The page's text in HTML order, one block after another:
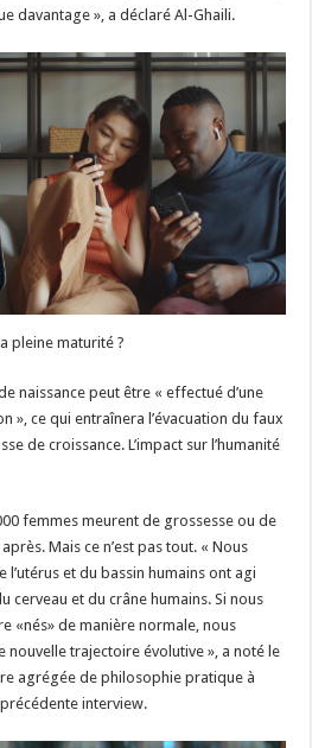
davantage », a déclaré Al-Ghaili.
pleine maturité ?
naissance peut être « effectué d’une
», ce qui entraînera l’évacuation du faux
de croissance. L’impact sur l’humanité
femmes meurent de grossesse ou de
Mais ce n’est pas tout. « Nous
l’utérus et du bassin humains ont agi
cerveau et du crâne humains. Si nous
«nés» de manière normale, nous
nouvelle trajectoire évolutive », a noté le
agrégée de philosophie pratique à
précédente interview.